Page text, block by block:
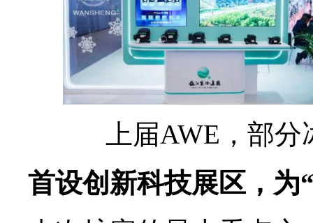
上届AWE，部
首设创新科技展区，为